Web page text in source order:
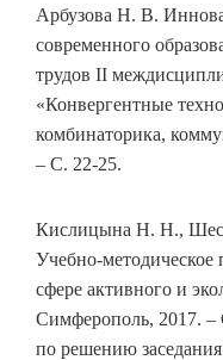
Арбузова Н. В.
современного
трудов II
«Конвергентные
комбинаторика,
– С. 22-25.
Кислицына Н. Н.,
Учебно-
сфере активного и
Симферополь, 2017. –
по решению